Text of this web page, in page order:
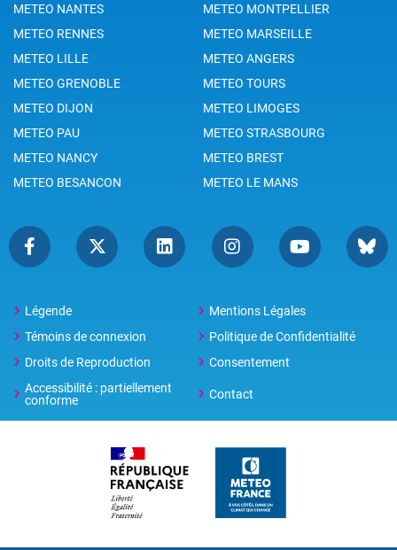
METEO NANTES
METEO MONTPELLIER
METEO RENNES
METEO MARSEILLE
METEO LILLE
METEO ANGERS
METEO GRENOBLE
METEO TOURS
METEO DIJON
METEO LIMOGES
METEO PAU
METEO STRASBOURG
METEO NANCY
METEO BREST
METEO BESANCON
METEO LE MANS
Légende
Mentions Légales
Témoins de connexion
Politique de Confidentialité
Droits de Reproduction
Consentement
Accessibilité : partiellement
conforme
Contact